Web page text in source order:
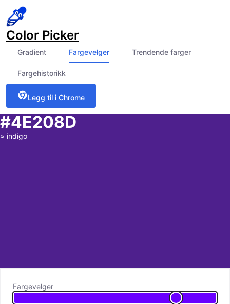
Color Picker
Gradient Fargevelger Trendende farger
Fargehistorikk
Legg til i Chrome
#4E208D
≈ indigo
Fargevelger